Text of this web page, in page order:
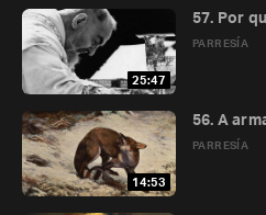
25:47
PARRESÍA
57. Por
14:53
PARRESÍA
56. A